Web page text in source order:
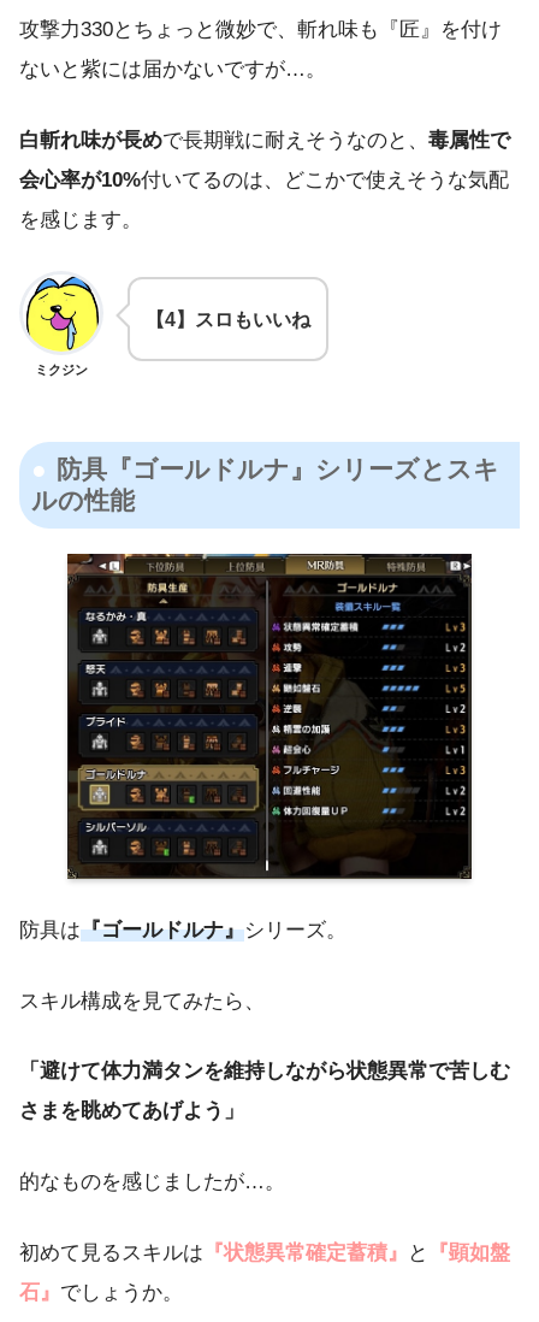
攻撃力330とちょっと微妙で、斬れ味も『匠』を付け
ないと紫には届かないですが…。
白斬れ味が長めで長期戦に耐えそうなのと、 毒属性で
会心率が10%付いてるのは、どこかで使えそうな気配
を感じます。
ミクジン
【4】スロもいいね
防具『ゴールドルナ』シリーズとスキ
ルの性能
防具は『ゴールドルナ』シリーズ。
スキル構成を見てみたら、
「避けて体力満タンを維持しながら状態異常で苦しむ
さまを眺めてあげよう」
的なものを感じましたが…。
初めて見るスキルは 『状態異常確定蓄積』 と
『顕如盤
石』 でしょうか。